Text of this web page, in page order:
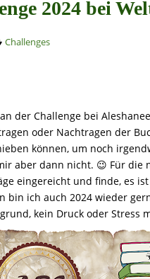
2024 bei
Challenges
der Challenge bei
oder Nachtragen der
können, um noch
aber dann nicht. 😉 Für die
eingereicht und finde, es
bin ich auch 2024 wieder
kein Druck oder Stress